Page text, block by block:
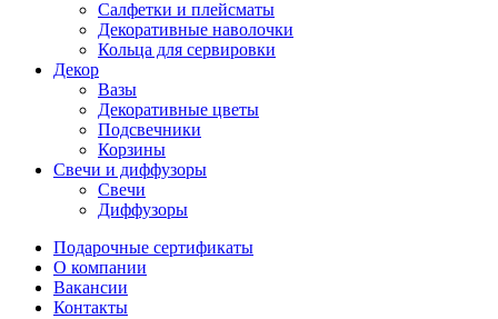
Cалфетки и плейсматы
Декоративные наволочки
Кольца для сервировки
Декор
Вазы
Декоративные цветы
Подсвечники
Корзины
Свечи и диффузоры
Свечи
Диффузоры
Подарочные сертификаты
О компании
Вакансии
Контакты